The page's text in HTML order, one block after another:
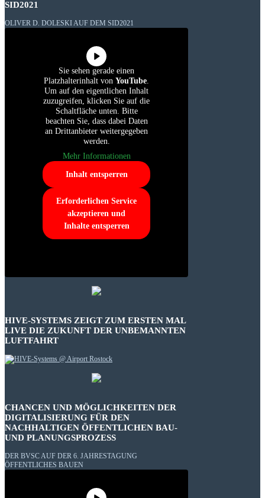
SID2021
OLIVER D. DOLESKI AUF DEM SID2021
Sie sehen gerade einen
Platzhalterinhalt von YouTube.
Um auf den eigentlichen Inhalt
zuzugreifen, klicken Sie auf die
Schaltfläche unten. Bitte
beachten Sie, dass dabei Daten
an Drittanbieter weitergegeben
werden.
Mehr Informationen
Inhalt entsperren
Erforderlichen Service
akzeptieren und
Inhalte entsperren
HIVE-SYSTEMS ZEIGT ZUM ERSTEN MAL
LIVE DIE ZUKUNFT DER UNBEMANNTEN
LUFTFAHRT
CHANCEN UND MÖGLICHKEITEN DER
DIGITALISIERUNG FÜR DEN
NACHHALTIGEN ÖFFENTLICHEN BAU-
UND PLANUNGSPROZESS
DER BVSC AUF DER 6. JAHRESTAGUNG
ÖFFENTLICHES BAUEN